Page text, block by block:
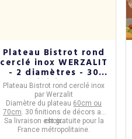
Plateau Bistrot rond
cerclé inox WERZALIT
- 2 diamètres - 30
finitions
Plateau Bistrot rond cerclé inox
parWerzalit
Diamètre du plateau 60cm ou
70cm 30 finitions de décors au
choix.
Sa livraison est gratuite pour la
France métropolitaine.